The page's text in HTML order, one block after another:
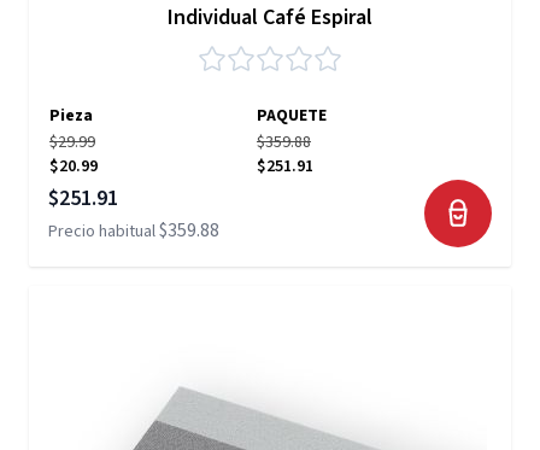
Individual Café Espiral
Pieza
PAQUETE
$29.99
$20.99
$359.88
$251.91
Precio especial
$251.91
Precio habitual$359.88